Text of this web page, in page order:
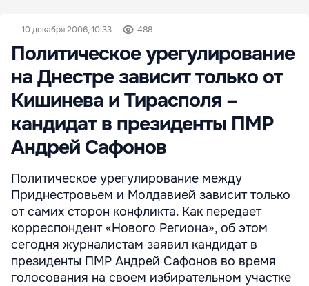
10 декабря 2006, 10:33 488
Политическое урегулирование
на Днестре зависит только от
Кишинева и Тирасполя –
кандидат в президенты ПМР
Андрей Сафонов
Политическое урегулирование между
Приднестровьем и Молдавией зависит только
от самих сторон конфликта. Как передает
корреспондент «Нового Региона», об этом
сегодня журналистам заявил кандидат в
президенты ПМР Андрей Сафонов во время
голосования на своем избирательном участке